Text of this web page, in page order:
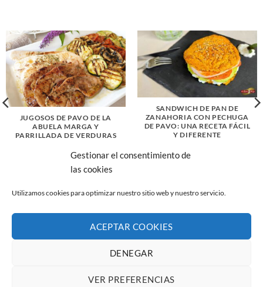
Gestionar el consentimiento de
las cookies
Utilizamos cookies para optimizar nuestro sitio web y nuestro servicio.
ACEPTAR COOKIES
DENEGAR
VER PREFERENCIAS
JUGOSOS DE PAVO DE LA
ABUELA MARGA Y
PARRILLADA DE VERDURAS
SANDWICH DE PAN DE
ZANAHORIA CON PECHUGA
DE PAVO: UNA RECETA FÁCIL
Y DIFERENTE
AVISO LEGAL
POLÍTICA DE PRIVACIDAD
Nambroca (Toledo)